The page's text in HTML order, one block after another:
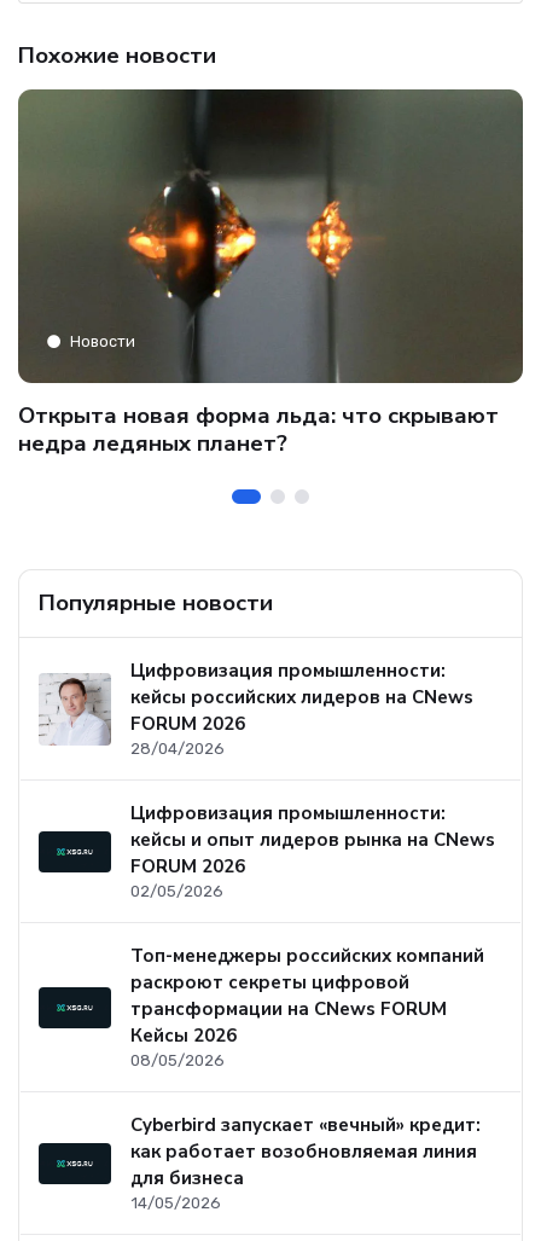
Похожие новости
Новости
Открыта новая форма льда: что скрывают
недра ледяных планет?
Популярные новости
Цифровизация промышленности:
кейсы российских лидеров на CNews
FORUM 2026
28/04/2026
Цифровизация промышленности:
кейсы и опыт лидеров рынка на CNews
FORUM 2026
02/05/2026
Топ-менеджеры российских компаний
раскроют секреты цифровой
трансформации на CNews FORUM
Кейсы 2026
08/05/2026
Cyberbird запускает «вечный» кредит:
как работает возобновляемая линия
для бизнеса
14/05/2026